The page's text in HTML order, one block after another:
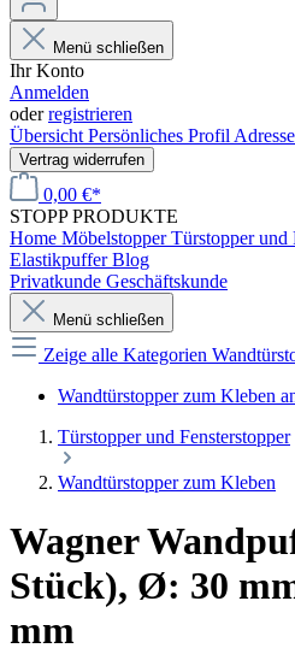
Menü schließen
Ihr Konto
Anmelden
oderregistrieren
Übersicht Persönliches Profil
Vertrag widerrufen
0,00 €*
STOPP PRODUKTE
Home Möbelstopper Türstopper und
Elastikpuffer Blog
Privatkunde Geschäftskunde
Menü schließen
Zeige alle Kategorien
Wandtürstopper zum Kleben
Türstopper und Fensterstopper
Wandtürstopper zum Kleben
Wagner
Stück), Ø: 30
mm